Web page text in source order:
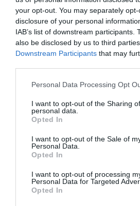
your opt-out. You may separately
disclosure of your personal
IAB’s list of downstream participants.
also be disclosed by us to third
Downstream Participants that may
Please note that this website/app
not limited to your visit or usage
grant or deny consent to Google and
use your data for below specified
consent section.
Personal Data Processing Opt
I want to opt-out of the Sharing
personal data.
Opted In
I want to opt-out of the Sale of
Personal Data.
Opted In
I want to opt-out of processing
Personal Data for Targeted
Opted In
για το έργο ηλεκτρικής
Κύπρου και τις αποτρεπτικές
ελληνικής πυροβολαρχίας
Αραβία, μας επαναφέρει στην
21:34 | 07 Αυγούστου 2026